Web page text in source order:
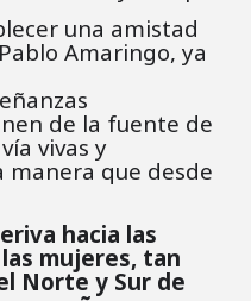
una amistad
Amaringo, ya
de la fuente de
vivas y
manera que desde
hacia las
mujeres, tan
Norte y Sur de